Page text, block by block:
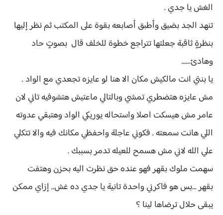
الغش يا جدي .
تنهد الجد بضيق وأطبق أصابعه بقوة على المكتب ثم نظر إليها
بنظرةٍ ثاقبة جعلتها تتراجع خطوة للخلف قال بصوتٍ حاد
وهادئ......
يا بنتي انت مالكيش مكان الا هنا لو عايزه تجعدي مع الواد .
مش عايزه هتضطري تمشي وبالتالي ماعتيش هتشوفيه تاني لان
عامر مش هيسكت اصلا واستحاله يوريكي الواد وهتبقي عدوته
اللي هانت سمعته . فكوني عاجلة واحفظي مكانك فيه والا تتكلي
علي الله لاني مش هسمح للعيله تدمر بسببك .
سهمت ملوك بقهر فهو عنده حق نظرت اليه بحزن وهتفت
بقهر ...بس هو فاكرني واحدة تانية يا جدي ده غش.. إزاي ممكن
يبقى حلال ترضاها لينا ؟